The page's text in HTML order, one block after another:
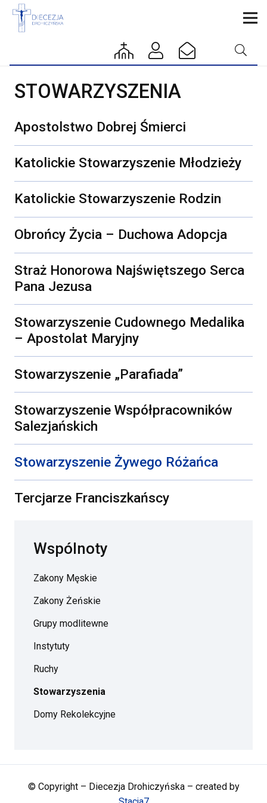
STOWARZYSZENIA
Apostolstwo Dobrej Śmierci
Katolickie Stowarzyszenie Młodzieży
Katolickie Stowarzyszenie Rodzin
Obrońcy Życia – Duchowa Adopcja
Straż Honorowa Najświętszego Serca
Pana Jezusa
Stowarzyszenie Cudownego Medalika
– Apostolat Maryjny
Stowarzyszenie „Parafiada”
Stowarzyszenie Współpracowników
Salezjańskich
Stowarzyszenie Żywego Różańca
Tercjarze Franciszkańscy
Wspólnoty
Zakony Męskie
Zakony Żeńskie
Grupy modlitewne
Instytuty
Ruchy
Stowarzyszenia
Domy Rekolekcyjne
© Copyright – Diecezja Drohiczyńska – created by